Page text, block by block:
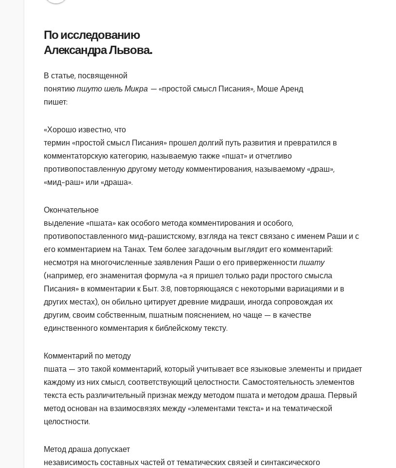
По исследованию
Александра Львова.
В статье, посвященной
понятиюпшуто шель Микра —«простой смысл Писания», Моше Аренд
пишет:
«Хорошо известно, что
термин «простой смысл Писания» прошел долгий путь развития и превратился в
комментаторскую категорию, называемую также «пшат» и отчетливо
противопоставленную другому методу комментирования, называемому «драш»,
«мид-раш» или «драша».
Окончательное
выделение «пшата» как особого метода комментирования и особого,
противопоставленного мид-рашистскому, взгляда на текст связано с именем Раши и с
его комментарием на Танах. Тем более загадочным выглядит его комментарий:
несмотря на многочисленные заявления Раши о его приверженности пшату
(например, его знаменитая формула «а я пришел только ради простого смысла
Писания» в комментарии к Быт. 3:8, повторяющаяся с некоторыми вариациями и в
других местах), он обильно цитирует древние мидраши, иногда сопровождая их
другим, своим собственным, пшатным пояснением, но чаще — в качестве
единственного комментария к библейскому тексту.
Комментарий по методу
пшата — это такой комментарий, который учитывает все языковые элементы и придает
каждому из них смысл, соответствующий целостности. Самостоятельность элементов
текста есть различительный признак между методом пшата и методом драша. Первый
метод основан на взаимосвязях между «элементами текста» и на тематической
целостности.
Метод драша допускает
независимость составных частей от тематических связей и синтаксического